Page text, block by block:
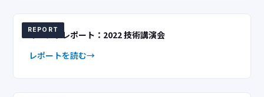
REPORT
イベントレポート：2022 技術講演会
レポートを読む